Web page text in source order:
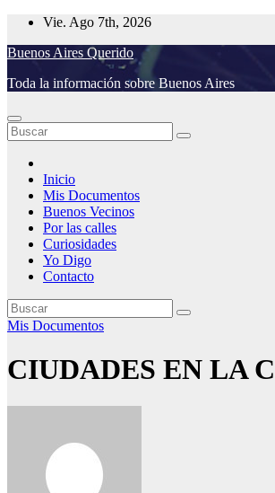
Saltar
contenido
Vie. Ago 7th, 2026
Buenos Aires Querido
Toda la información sobre Buenos Aires
Inicio
Mis Documentos
Buenos Vecinos
Por las calles
Curiosidades
Yo Digo
Contacto
Mis Documentos
CIUDADES EN LA